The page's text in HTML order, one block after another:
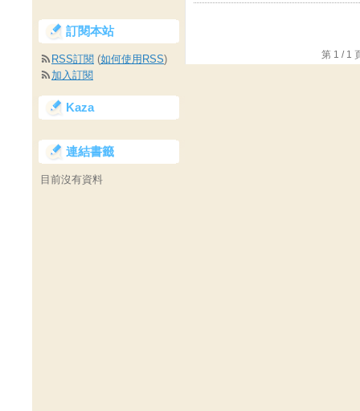
第 1 /
訂閱本站
RSS訂閱 (如何使用RSS)
加入訂閱
Kaza
連結書籤
目前沒有資料